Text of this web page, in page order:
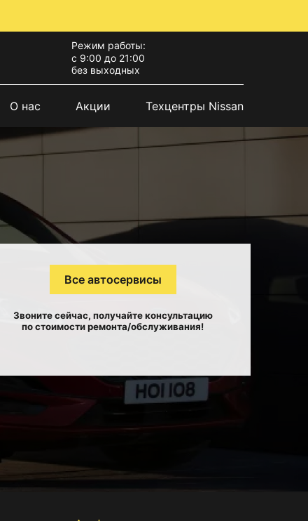
Режим работы:
с 9:00 до 21:00
без выходных
О нас Акции Техцентры Nissan
Все автосервисы
Звоните сейчас, получайте консультацию
по стоимости ремонта/обслуживания!